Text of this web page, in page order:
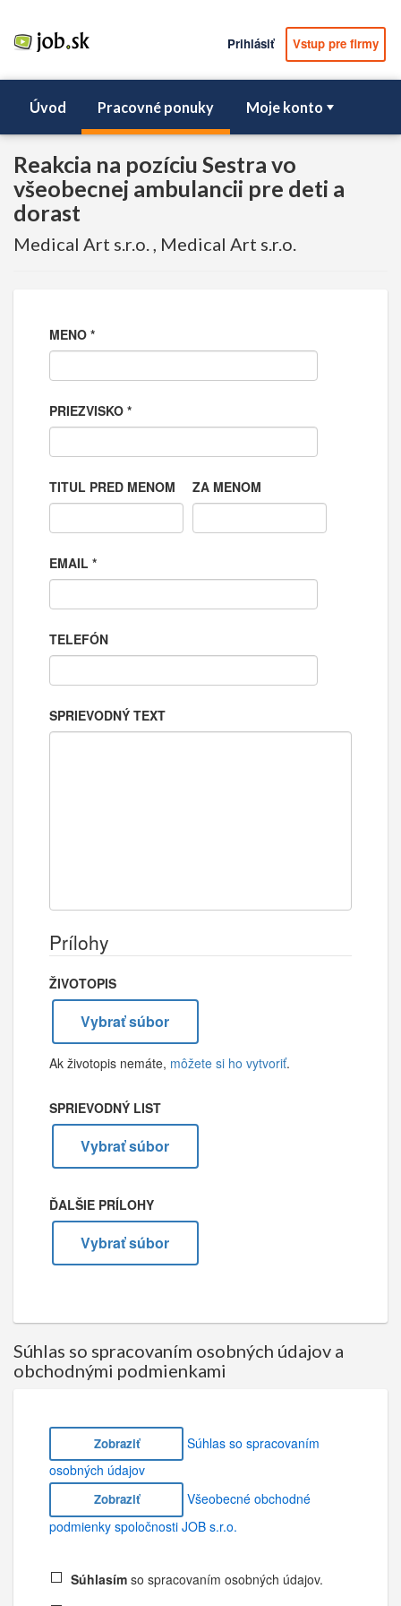
Prihlásiť Vstup pre firmy
Úvod Pracovné ponuky Moje konto
Reakcia na pozíciu Sestra vo
všeobecnej ambulancii pre deti a
dorast
Medical Art s.r.o. , Medical Art s.r.o.
MENO *
PRIEZVISKO *
TITUL PRED MENOM ZA MENOM
EMAIL *
TELEFÓN
SPRIEVODNÝ TEXT
Prílohy
ŽIVOTOPIS
Vybrať súbor
Ak životopis nemáte, môžete si ho vytvoriť.
SPRIEVODNÝ LIST
Vybrať súbor
ĎALŠIE PRÍLOHY
Vybrať súbor
Súhlas so spracovaním osobných údajov a
obchodnými podmienkami
Zobraziť
Súhlas so spracovaním
osobných údajov
Zobraziť
Všeobecné obchodné
podmienky spoločnosti JOB s.r.o.
Súhlasím so spracovaním osobných údajov.